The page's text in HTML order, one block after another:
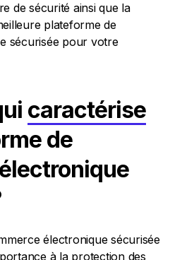
de sécurité ainsi que la
plateforme de
sécurisée pour votre
caractérise
de
électronique sécurisée
à la protection des